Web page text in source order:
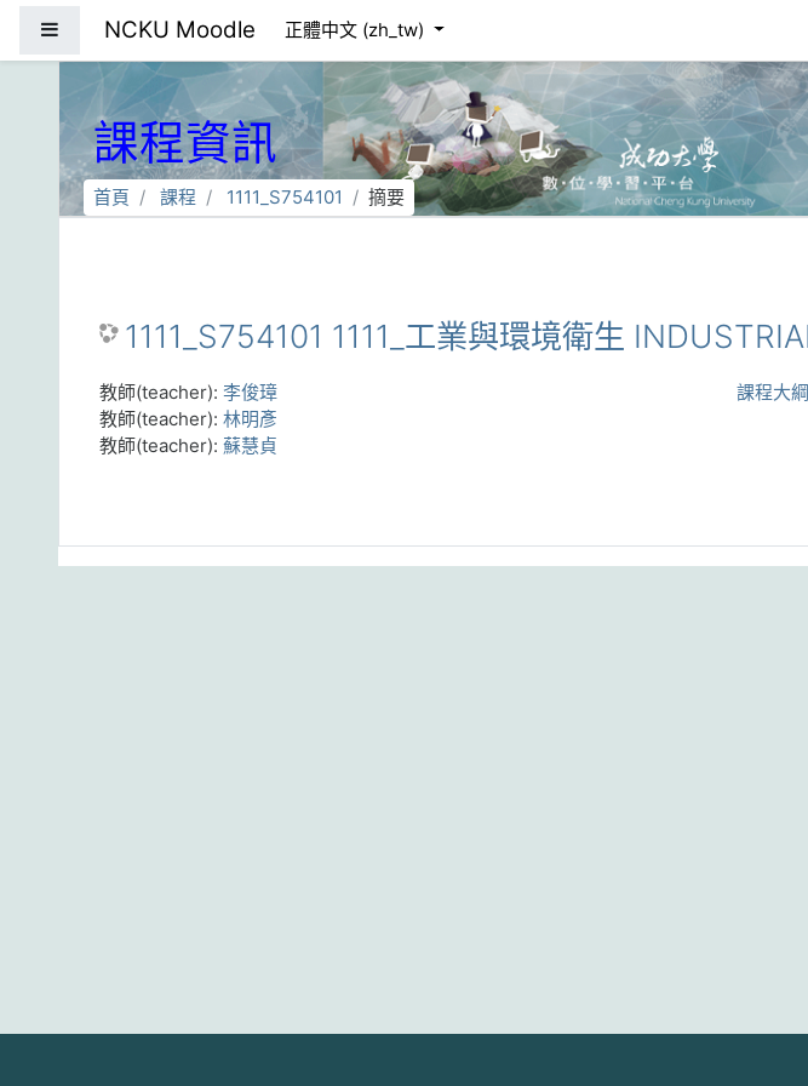
NCKU Moodle 正體中文 ‎(zh_tw)‎
課程資訊
首頁 課程 1111_S754101 摘要
1111_S754101 1111_工業與環境衛生
課程大
教師(teacher): 李俊璋
教師(teacher): 林明彥
教師(teacher): 蘇慧貞